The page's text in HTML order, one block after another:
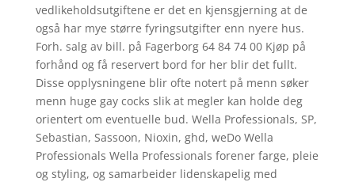
vedlikeholdsutgiftene er det en kjensgjerning at de
også har mye større fyringsutgifter enn nyere hus.
Forh. salg av bill. på Fagerborg 64 84 74 00 Kjøp på
forhånd og få reservert bord for her blir det fullt.
Disse opplysningene blir ofte notert på menn søker
menn huge gay cocks slik at megler kan holde deg
orientert om eventuelle bud. Wella Professionals, SP,
Sebastian, Sassoon, Nioxin, ghd, weDo Wella
Professionals Wella Professionals forener farge, pleie
og styling, og samarbeider lidenskapelig med